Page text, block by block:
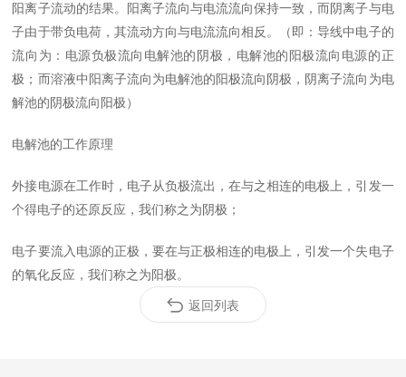
阳离子流动的结果。阳离子流向与电流流向保持一致，而阴离子与电
子由于带负电荷，其流动方向与电流流向相反。（即：导线中电子的
流向为：电源负极流向电解池的阴极，电解池的阳极流向电源的正
极；而溶液中阳离子流向为电解池的阳极流向阴极，阴离子流向为电
解池的阴极流向阳极）
电解池的工作原理
外接电源在工作时，电子从负极流出，在与之相连的电极上，引发一
个得电子的还原反应，我们称之为阴极；
电子要流入电源的正极，要在与正极相连的电极上，引发一个失电子
的氧化反应，我们称之为阳极。
返回列表